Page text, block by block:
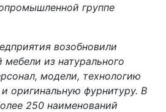
группе
возобновили
из натурального
модели, технологию
оригинальную фурнитуру. В
250 наименований